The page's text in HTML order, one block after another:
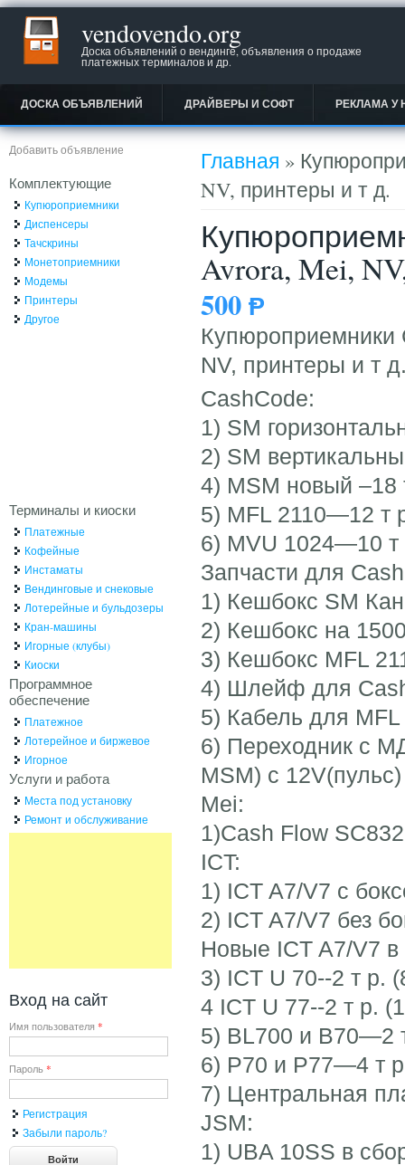
vendovendo.org
Доска объявлений о вендинге, объявления о продаже
платежных терминалов и др.
ДОСКА ОБЪЯВЛЕНИЙ ДРАЙВЕРЫ И СОФТ РЕКЛАМА У
Вы здесь
Главная »
NV, принтеры и т д.
Avrora, Mei,
500 Ᵽ
Купюроприемники
NV, принтеры и т
CashCode:
1) SM
2) SM
4) MSM новый –18
5) MFL 2110—12 т
6) MVU 1024—10 т
Запчасти для
1) Кешбокс SM
2) Кешбокс на
3) Кешбокс MFL
4) Шлейф для
5) Кабель для
6) Переходник с
MSM) с
Mei:
1)Cash Flow
ICT:
1) ICT A7/V7 с
2) ICT A7/V7 без
Новые ICT A7/V7
3) ICT U 70--2 т р.
4 ICT U 77--2 т р.
5) BL700 и В70—2
6) P70 и P77—4 т
7) Центральная
JSM:
1) UBA 10SS в
Добавить объявление
Комплектующие
Купюроприемники
Диспенсеры
Тачскрины
Монетоприемники
Модемы
Принтеры
Другое
Терминалы и киоски
Платежные
Кофейные
Инстаматы
Вендинговые и снековые
Лотерейные и бульдозеры
Кран-машины
Игорные (клубы)
Киоски
Программное
обеспечение
Платежное
Лотерейное и биржевое
Игорное
Услуги и работа
Места под установку
Ремонт и обслуживание
Вход на сайт
Имя пользователя *
Пароль *
Регистрация
Забыли пароль?